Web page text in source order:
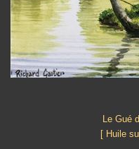
Le Gué
[ Huile